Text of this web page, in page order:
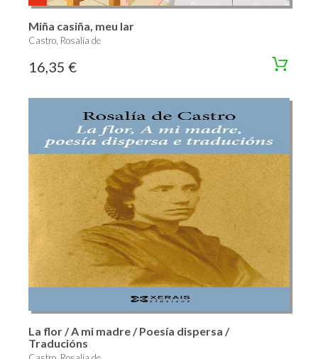
Miña casiña, meu lar
Castro, Rosalía de
16,35 €
La flor / A mi madre / Poesía dispersa /
Traducións